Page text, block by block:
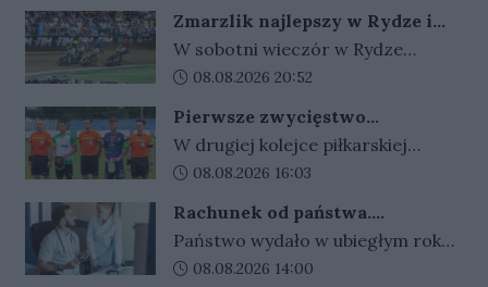
zwolnień i zapowiada, że dzięki
nowym przepisom łatwiej
sprawdzi ich zasadność.
Zmarzlik najlepszy w Rydze i
ponownie ze złotym plastronem!
W sobotni wieczór w Rydze
odbyło się Grand Prix Łotwy. W
zwycięski okazał się być Bartosz
Zmarzlik. Anders Thomsen był
tylko statystom w łotewskim
turnieju.
Data dodania artykułu:
08.08.2026 20:52
Pierwsze zwycięstwo
gorzowskiej Warty
W drugiej kolejce piłkarskiej
Betclic III ligi gorzowskie kluby
wygrała w Gorzowie z Cariną
Gubin 2:1, a takim samym wynikiem
Stilon przegrał w Katowicach ze
Data dodania artykułu:
08.08.2026 16:03
Rachunek od państwa.
Wydajemy więcej, niż zarabiamy.
Kwota rośnie z roku na rok
Państwo wydało w ubiegłym roku
niemal 2 biliony złotych. To aż 53
Data dodania artykułu:
08.08.2026 14:00